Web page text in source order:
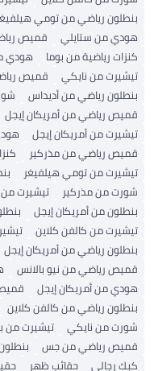
بنطلون رياضي من تومي
هودي من ستايلي
قميص
كنزات رياضية من بوما
هودي
تيشيرت من نايكي
قميص
بنطلون رياضي من أديداس
قميص رياضي من أمريكان إيجل
تيشيرت من أمريكان إيجل
قميص رياضي من مذركير
تيشيرت من تومي هيلفيغر
شورت من مذركير
تيشيرت
بنطلون من أمريكان إيجل
تيشيرت من كالفن كلاين
بنطلون رياضي من أمريكان إيجل
قميص رياضي من نيو بالانس
هودي من أمريكان إيجل
بنطلون رياضي من كالفن كلاين
شورت من نايكي
تيشيرت من
قميص رياضي من جس
كبك رجالي
حقائب ظهر